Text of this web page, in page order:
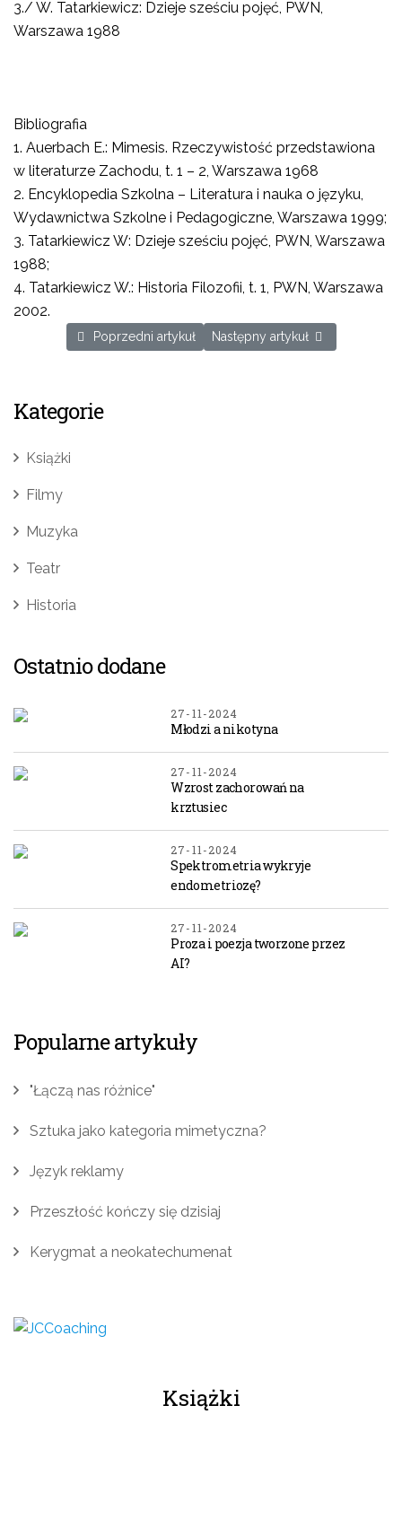
3./ W. Tatarkiewicz: Dzieje sześciu pojęć, PWN,
Warszawa 1988
Bibliografia
1. Auerbach E.: Mimesis. Rzeczywistość przedstawiona
w literaturze Zachodu, t. 1 – 2, Warszawa 1968
2. Encyklopedia Szkolna – Literatura i nauka o języku,
Wydawnictwa Szkolne i Pedagogiczne, Warszawa 1999;
3. Tatarkiewicz W: Dzieje sześciu pojęć, PWN, Warszawa
1988;
4. Tatarkiewicz W.: Historia Filozofii, t. 1, PWN, Warszawa
2002.
Poprzedni artykuł: FLIRT HERBATY Z MEDYCYNĄ
Poprzedni artykuł Następny artykuł: "Kolumb.
Następny artykuł
Kategorie
Książki
Filmy
Muzyka
Teatr
Historia
Ostatnio dodane
27-11-2024
Młodzi a nikotyna
27-11-2024
Wzrost zachorowań na
krztusiec
27-11-2024
Spektrometria wykryje
endometriozę?
27-11-2024
Proza i poezja tworzone przez
AI?
Popularne artykuły
"Łączą nas różnice"
Sztuka jako kategoria mimetyczna?
Język reklamy
Przeszłość kończy się dzisiaj
Kerygmat a neokatechumenat
Książki